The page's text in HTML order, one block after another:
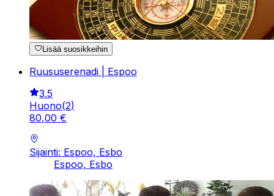
Lisää suosikkeihin
Ruususerenadi | Espoo
3.5
Huono(2)
80,00 €
Sijainti: Espoo, Esbo
Espoo, Esbo